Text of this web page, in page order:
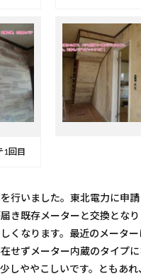
1回目
行いました。東北電力に申
き既存メーターと交換となり
くなります。最近のメーター
せずメーター内蔵のタイプに
しややこしいです。ともあれ